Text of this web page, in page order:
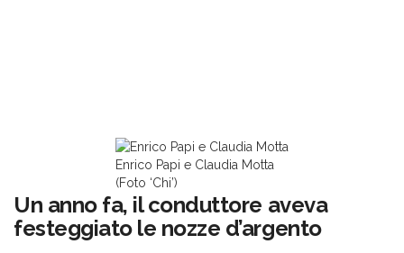
Enrico Papi e Claudia Motta
(Foto ‘Chi’)
Un anno fa, il conduttore aveva
festeggiato le nozze d’argento